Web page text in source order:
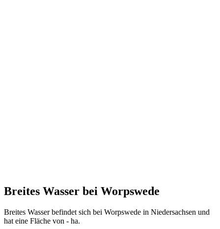
Breites Wasser bei Worpswede
Breites Wasser befindet sich bei Worpswede in Niedersachsen und
hat eine Fläche von - ha.